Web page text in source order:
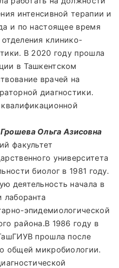
интенсивной терапии и
и по настоящее время
клинико-
В 2020 году прошла
в Ташкентском
врачей на
диагностики.
Ольга Азисовна
факультет
университета
биолог в 1981 году.
деятельность начала в
лаборанта
эпидемиологической
района.В 1986 году в
прошла после
общей микробиологии.